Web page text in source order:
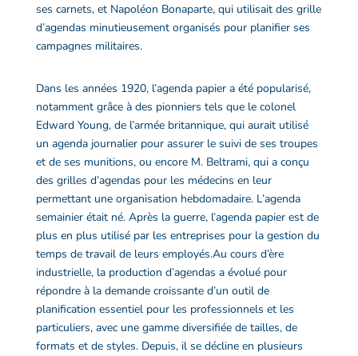
ses carnets, et Napoléon Bonaparte, qui utilisait des grille
d’agendas minutieusement organisés pour planifier ses
campagnes militaires.
Dans les années 1920, l’agenda papiera été popularisé,
notamment grâce à des pionniers tels que le colonel
Edward Young, de l’armée britannique, qui aurait utilisé
un agenda journalierpour assurer le suivi de ses troupes
et de ses munitions, ou encore M. Beltrami, qui a conçu
des grilles d’agendas pour les médecins en leur
permettant une organisation hebdomadaire. L’agenda
semainierétait né. Après la guerre, l’agenda papierest de
plus en plus utilisé par les entreprises pour la gestion du
temps de travail de leurs employés.Au cours d’ère
industrielle, la production d’agendas a évolué pour
répondre à la demande croissante d’un outil de
planification essentiel pour les professionnels et les
particuliers, avec une gamme diversifiée de tailles, de
formats et de styles.Depuis, il se décline en plusieurs